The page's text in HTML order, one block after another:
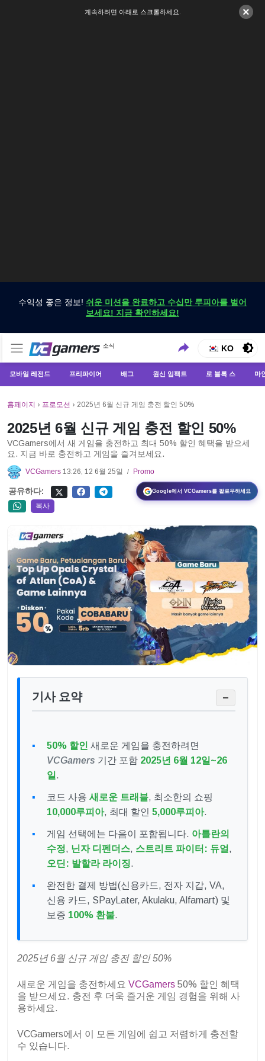
×
계속하려면 아래로 스크롤하세요.
수익성 좋은 정보! 쉬운 미션을 완료하고 수십만 루피아를 벌어
보세요! 지금 확인하세요!
VCGamers 뉴스
소식
VCGamers에서만 최신 게임 뉴스 받기
KO
모바일 레전드 프리파이어 배그 원신 임팩트 로 블록 스 마
홈페이지 › 프로모션 › 2025년 6월 신규 게임 충전 할인 50%
2025년 6월 신규 게임 충전 할인 50%
VCGamers에서 새 게임을 충전하고 최대 50% 할인 혜택을 받으세
요. 지금 바로 충전하고 게임을 즐겨보세요.
VCGamers 13:26, 12 6월 25일 / Promo
Google에서 VCGamers를 팔로우하세요
공유하다:
복사
기사 요약 −
50% 할인 새로운 게임을 충전하려면
VCGamers 기간 포함 2025년 6월 12일~26
일 .
코드 사용 새로운 트래블, 최소한의 쇼핑
10,000루피아, 최대 할인 5,000루피아.
게임 선택에는 다음이 포함됩니다. 아틀란의
수정, 닌자 디펜더스, 스트리트 파이터: 듀얼 ,
오딘: 발할라 라이징.
완전한 결제 방법(신용카드, 전자 지갑, VA,
신용 카드, SPayLater, Akulaku, Alfamart) 및
보증 100% 환불.
2025년 6월 신규 게임 충전 할인 50%
새로운 게임을 충전하세요 VCGamers 50% 할인 혜택
을 받으세요. 충전 후 더욱 즐거운 게임 경험을 위해 사
용하세요.
VCGamers에서 이 모든 게임에 쉽고 저렴하게 충전할
수 있습니다.